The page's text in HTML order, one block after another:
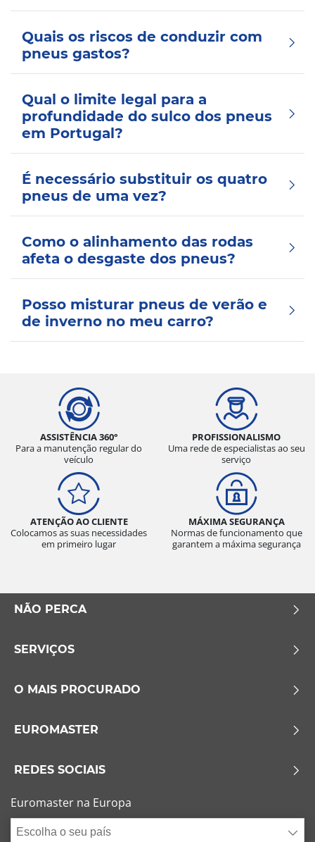
Quais os riscos de conduzir com
pneus gastos?
Qual o limite legal para a
profundidade do sulco dos pneus
em Portugal?
É necessário substituir os quatro
pneus de uma vez?
Como o alinhamento das rodas
afeta o desgaste dos pneus?
Posso misturar pneus de verão e
de inverno no meu carro?
ASSISTÊNCIA 360°
Para a manutenção regular do
veículo
PROFISSIONALISMO
Uma rede de especialistas ao seu
serviço
ATENÇÃO AO CLIENTE
Colocamos as suas necessidades
em primeiro lugar
MÁXIMA SEGURANÇA
Normas de funcionamento que
garantem a máxima segurança
NÃO PERCA
SERVIÇOS
O MAIS PROCURADO
EUROMASTER
REDES SOCIAIS
Euromaster na Europa
Escolha o seu país